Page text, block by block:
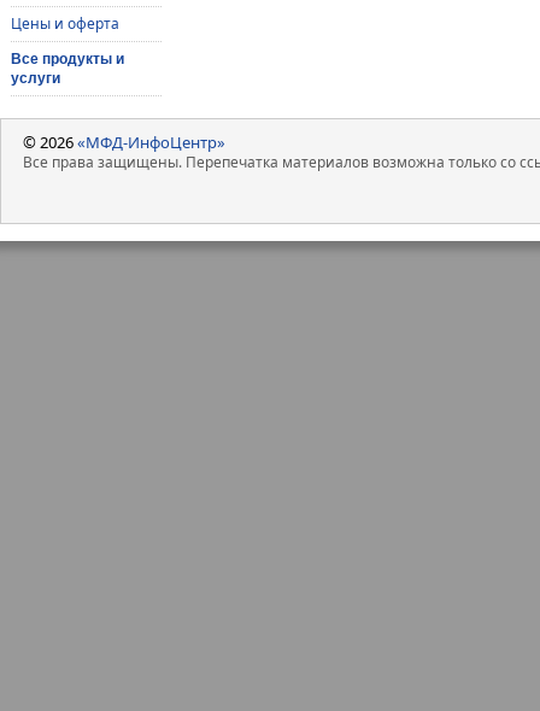
Цены и оферта
Все продукты и
услуги
© 2026«МФД-ИнфоЦентр»
Все права защищены. Перепечатка материалов возможна только со